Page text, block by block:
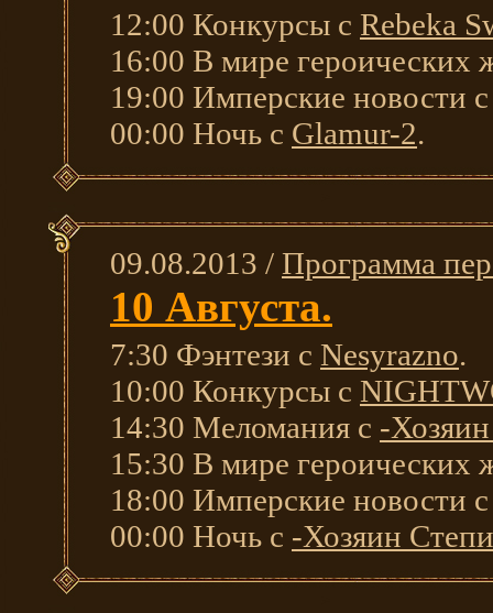
12:00 Конкурсы с Rebeka
16:00 В мире героических
19:00 Имперские новости
00:00 Ночь с Glamur-2.
09.08.2013 / Программа
10 Августа.
7:30 Фэнтези с Nesyrazno.
10:00 Конкурсы с
14:30 Меломания с -
15:30 В мире героических
18:00 Имперские новости
00:00 Ночь с -Хозяин